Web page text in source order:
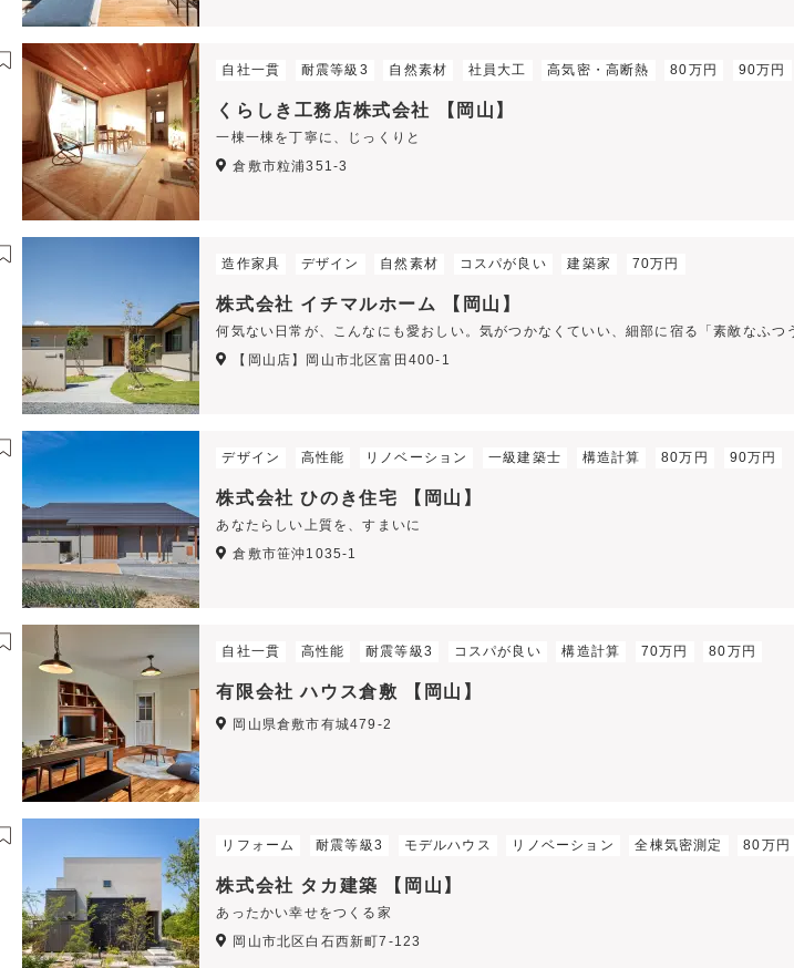
自社一貫 耐震等級3 自然素材 社員大工 高気密・高断熱 80万円 90万円
くらしき工務店株式会社 【岡山】
一棟一棟を丁寧に、じっくりと
倉敷市粒浦351-3
造作家具 デザイン 自然素材 コスパが良い 建築家 70万円
株式会社 イチマルホーム 【岡山】
何気ない日常が、こんなにも愛おしい。気がつかなくていい、細部に宿る「素敵なふつ
【岡山店】岡山市北区富田400-1
デザイン 高性能 リノベーション 一級建築士 構造計算 80万円 90万円
株式会社 ひのき住宅 【岡山】
あなたらしい上質を、すまいに
倉敷市笹沖1035-1
自社一貫 高性能 耐震等級3 コスパが良い 構造計算 70万円 80万円
有限会社 ハウス倉敷 【岡山】
岡山県倉敷市有城479-2
リフォーム 耐震等級3 モデルハウス リノベーション 全棟気密測定 80万円
株式会社 タカ建築 【岡山】
あったかい幸せをつくる家
岡山市北区白石西新町7-123